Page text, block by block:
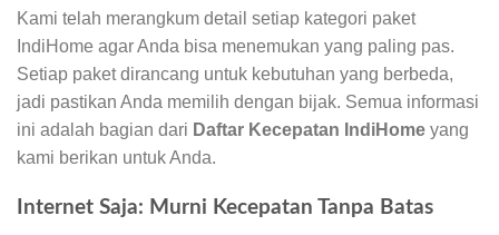
Kami telah merangkum detail setiap kategori paket
IndiHome agar Anda bisa menemukan yang paling pas.
Setiap paket dirancang untuk kebutuhan yang berbeda,
jadi pastikan Anda memilih dengan bijak. Semua informasi
ini adalah bagian dari Daftar Kecepatan IndiHome yang
kami berikan untuk Anda.
Internet Saja: Murni Kecepatan Tanpa Batas